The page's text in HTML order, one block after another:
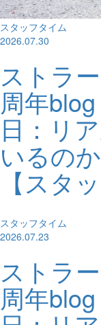
スタッフタイム
2026.07.30
ストラ
周年
日：リ
いるの
【スタ
スタッフタイム
2026.07.23
ストラ
周年